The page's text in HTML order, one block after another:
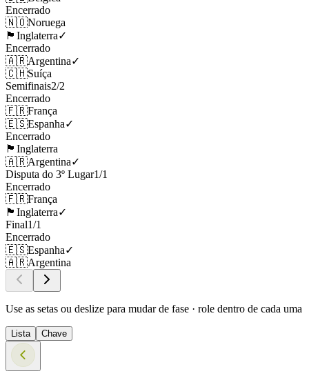
Encerrado
🇳🇴Noruega
🏴󠁧󠁢󠁥󠁮󠁧󠁿 Inglaterra✓
Encerrado
🇦🇷Argentina✓
🇨🇭Suíça
Semifinais2/2
Encerrado
🇫🇷França
🇪🇸Espanha✓
Encerrado
🏴󠁧󠁢󠁥󠁮󠁧󠁿 Inglaterra
🇦🇷Argentina✓
Disputa do 3º Lugar1/1
Encerrado
🇫🇷França
🏴󠁧󠁢󠁥󠁮󠁧󠁿 Inglaterra✓
Final1/1
Encerrado
🇪🇸Espanha✓
🇦🇷Argentina
Use as setas ou deslize para mudar de fase · role dentro de cada uma
Lista Chave